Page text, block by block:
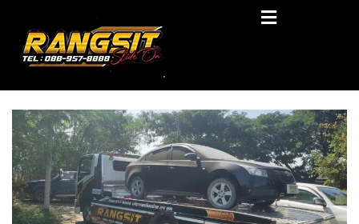
content
RANGSIT SlideON
รถยก168 รถสไลด์รังสิต รถสไลด์ ราคาถูก